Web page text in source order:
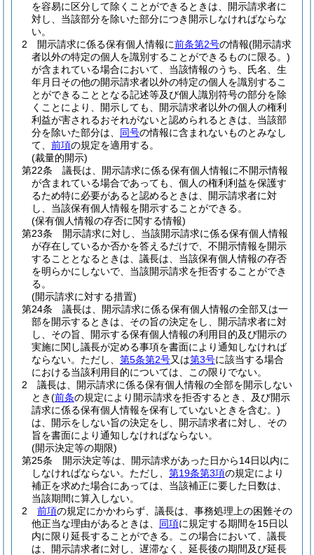
を容易に区分して除くことができるときは、開示請求者に
対し、当該部分を除いた部分につき開示しなければならな
い。
2
開示請求に係る保有個人情報に前条第2号の情報(開示請求
者以外の特定の個人を識別することができるものに限る。)
が含まれている場合において、当該情報のうち、氏名、生
年月日その他の開示請求者以外の特定の個人を識別するこ
とができることとなる記述等及び個人識別符号の部分を除
くことにより、開示しても、開示請求者以外の個人の権利
利益が害されるおそれがないと認められるときは、当該部
分を除いた部分は、 同号の情報に含まれないものとみなし
て、 前項の規定を適用する。
(裁量的開示)
第22条
議長は、開示請求に係る保有個人情報に不開示情報
が含まれている場合であっても、個人の権利利益を保護す
るため特に必要があると認めるときは、開示請求者に対
し、当該保有個人情報を開示することができる。
(保有個人情報の存否に関する情報)
第23条
開示請求に対し、当該開示請求に係る保有個人情報
が存在しているか否かを答えるだけで、不開示情報を開示
することとなるときは、議長は、当該保有個人情報の存否
を明らかにしないで、当該開示請求を拒否することができ
る。
(開示請求に対する措置)
第24条
議長は、開示請求に係る保有個人情報の全部又は一
部を開示するときは、その旨の決定をし、開示請求者に対
し、その旨、開示する保有個人情報の利用目的及び開示の
実施に関し議長が定める事項を書面により通知しなければ
ならない。 ただし、 第5条第2号又は第3号に該当する場合
における当該利用目的については、この限りでない。
2
議長は、開示請求に係る保有個人情報の全部を開示しない
とき(前条の規定により開示請求を拒否するとき、及び開示
請求に係る保有個人情報を保有していないときを含む。)
は、開示をしない旨の決定をし、開示請求者に対し、その
旨を書面により通知しなければならない。
(開示決定等の期限)
第25条
開示決定等は、開示請求があった日から14日以内に
しなければならない。 ただし、 第19条第3項の規定により
補正を求めた場合にあっては、当該補正に要した日数は、
当該期間に算入しない。
2
前項の規定にかかわらず、議長は、事務処理上の困難その
他正当な理由があるときは、 同項に規定する期間を15日以
内に限り延長することができる。
この場合において、議長
は、開示請求者に対し、遅滞なく、延長後の期間及び延長